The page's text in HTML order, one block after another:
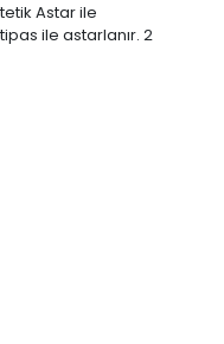
Astar ile
ile astarlanır. 2